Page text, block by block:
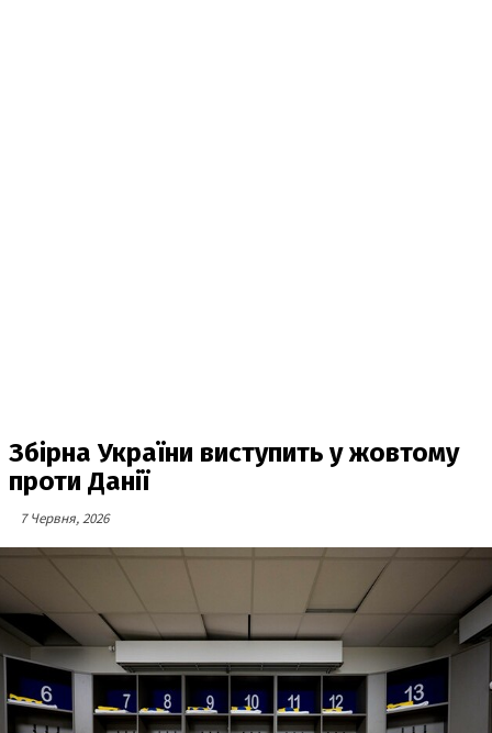
Збірна України виступить у жовтому
проти Данії
7 Червня, 2026